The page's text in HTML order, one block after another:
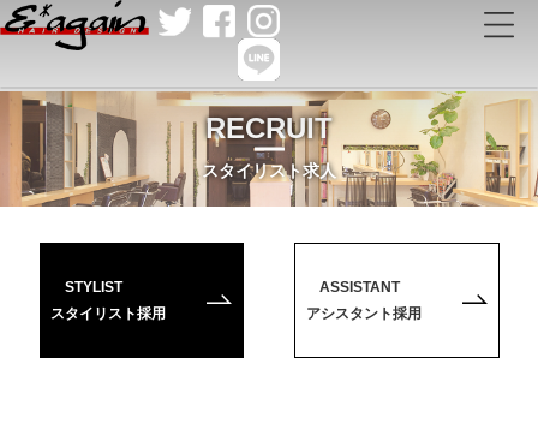
RECRUIT
スタイリスト求人
STYLIST
スタイリスト採用
ASSISTANT
アシスタント採用